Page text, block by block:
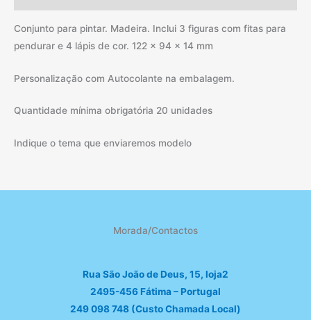
Conjunto para pintar. Madeira. Inclui 3 figuras com fitas para
pendurar e 4 lápis de cor. 122 x 94 x 14 mm
Personalização com Autocolante na embalagem.
Quantidade mínima obrigatória 20 unidades
Indique o tema que enviaremos modelo
Morada/Contactos
Rua São João de Deus, 15, loja2
2495-456 Fátima – Portugal
249 098 748 (Custo Chamada Local)